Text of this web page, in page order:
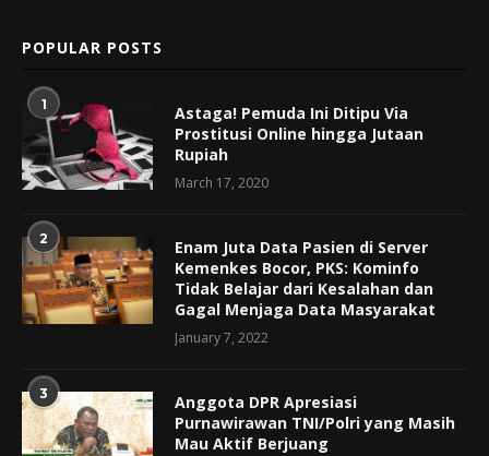
POPULAR POSTS
1
Astaga! Pemuda Ini Ditipu Via
Prostitusi Online hingga Jutaan
Rupiah
March 17, 2020
2
Enam Juta Data Pasien di Server
Kemenkes Bocor, PKS: Kominfo
Tidak Belajar dari Kesalahan dan
Gagal Menjaga Data Masyarakat
January 7, 2022
3
Anggota DPR Apresiasi
Purnawirawan TNI/Polri yang Masih
Mau Aktif Berjuang